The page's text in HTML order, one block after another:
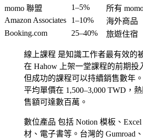
momo 聯盟
1–5% 所有
Amazon Associates
1–10% 海外商品
Booking.com
25–40% 旅遊住宿
線上課程 是知識工作者最有效的
在 Hahow 上架一堂課程的前期投
但成功的課程可以持續銷售數年
平均單價在 1,500–3,000 TWD，
售額可達數百萬。
數位產品 包括 Notion 模板、
材、電子書等。台灣的 Gumroad